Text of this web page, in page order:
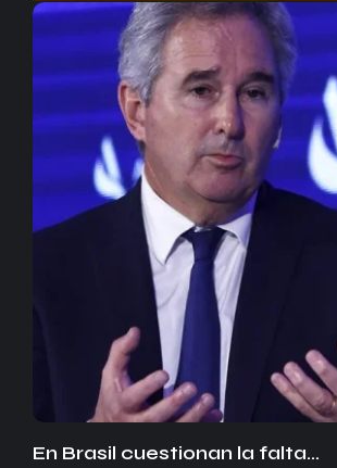
En Brasil cuestionan la falta…